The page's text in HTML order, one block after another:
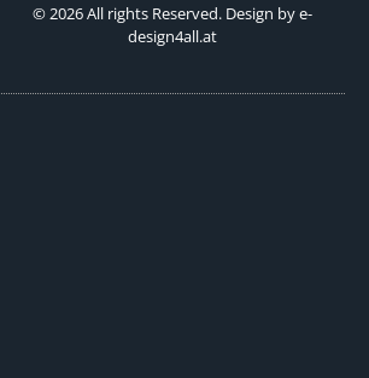
© 2026 All rights Reserved. Design by e-
design4all.at